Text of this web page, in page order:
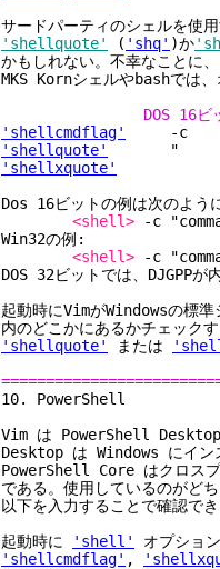
サードパーティのシェルを使
'shellquote'
( 'shq' )か
かもしれない。不幸なことに
MKS Kornシェルやbashでは
DOS
'shellcmdflag'
-
'shellquote'
"
'shellxquote'
Dos 16ビットの例は次のよう
<shell> -c
Win32の例:
<shell> -c
DOS 32ビットでは、DJGPP
起動時にVimがWindowsの標
内のどこかにあるかチェック
'shellquote'
または
10.
Vim は PowerShell
Desktop は Windows にイン
PowerShell Core はクロスプ
である。使用しているのがど
以下を入力することで確認
起動時に
'shell'
オプショ
'shellcmdflag' ,